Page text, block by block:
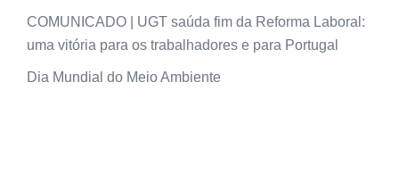
COMUNICADO | UGT saúda fim da Reforma Laboral:
uma vitória para os trabalhadores e para Portugal
Dia Mundial do Meio Ambiente